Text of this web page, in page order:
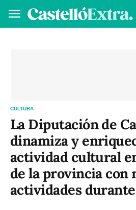
CULTURA
La Diputación de
dinamiza y
actividad cultural
de la provincia con
actividades